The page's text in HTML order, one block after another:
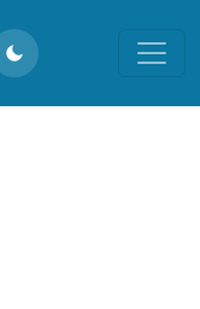
sostenible o